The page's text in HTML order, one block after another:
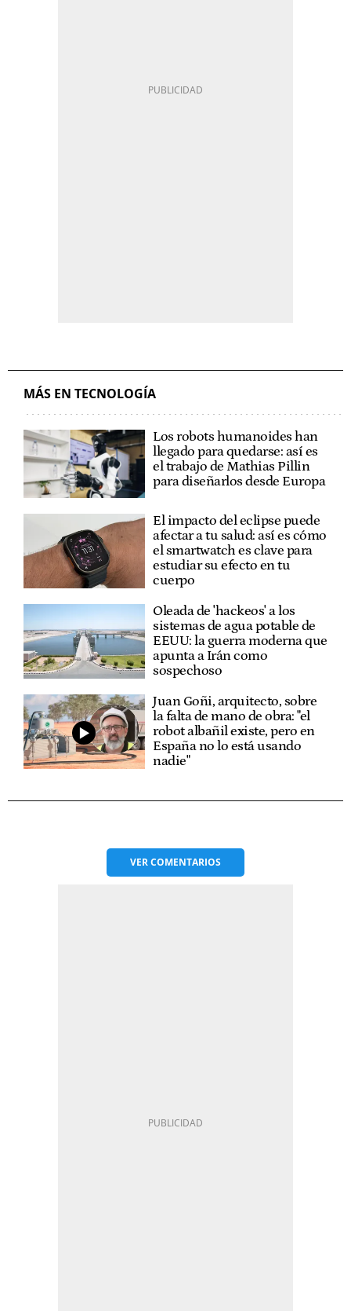
MÁS EN TECNOLOGÍA
Los robots humanoides han
llegado para quedarse: así es
el trabajo de Mathias Pillin
para diseñarlos desde Europa
El impacto del eclipse puede
afectar a tu salud: así es cómo
el smartwatch es clave para
estudiar su efecto en tu
cuerpo
Oleada de 'hackeos' a los
sistemas de agua potable de
EEUU: la guerra moderna que
apunta a Irán como
sospechoso
Juan Goñi, arquitecto, sobre
la falta de mano de obra: "el
robot albañil existe, pero en
España no lo está usando
nadie"
VERCOMENTARIOS